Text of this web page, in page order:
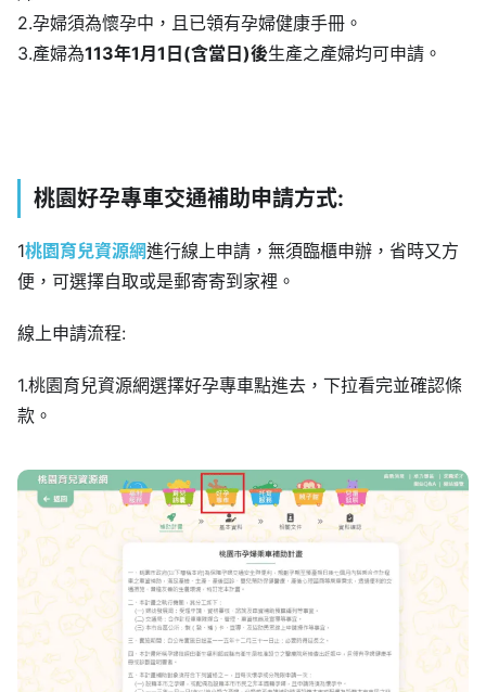
2.孕婦須為懷孕中，且已領有孕婦健康手冊。
3.產婦為113年1月1日(含當日)後生產之產婦均可申請。
桃園好孕專車交通補助申請方式:
1桃園育兒資源網進行線上申請，無須臨櫃申辦，省時又方
便，可選擇自取或是郵寄寄到家裡。
線上申請流程:
1.桃園育兒資源網選擇好孕專車點進去，下拉看完並確認條
款。